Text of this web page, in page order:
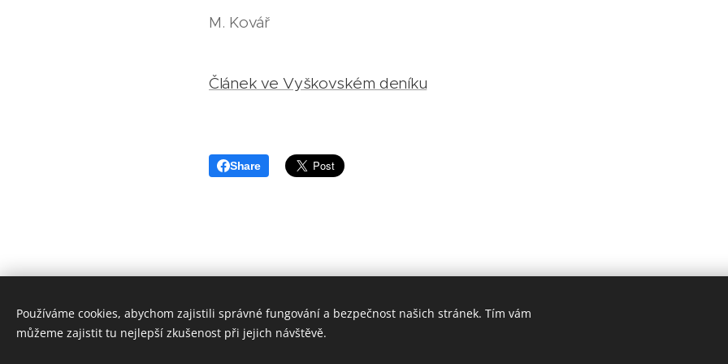
M. Kovář
Článek ve Vyškovském deníku
Share
Používáme cookies, abychom zajistili správné fungování a bezpečnost našich stránek. Tím vám
můžeme zajistit tu nejlepší zkušenost při jejich návštěvě.